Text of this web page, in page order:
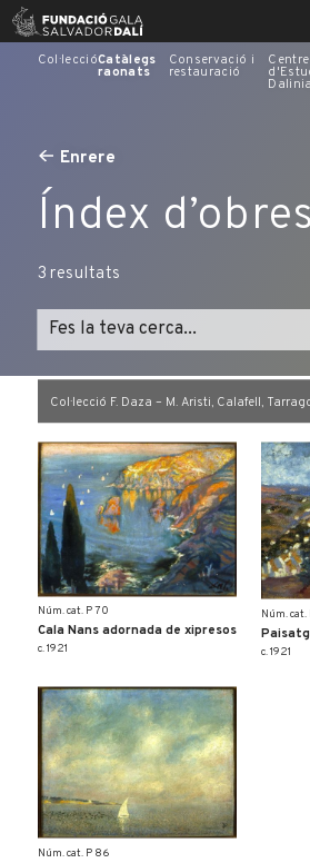
Skip
Col·leccióCatàlegs
raonats
Conservació i
restauració
Centre
Enrere
Índex d’obres
3 resultats
Col·lecció F. Daza – M. Aristi, Calafell,
Núm. cat. P 70
Cala Nans adornada de xipresos
c. 1921
Núm. cat.
c. 1921
Núm. cat. P 86